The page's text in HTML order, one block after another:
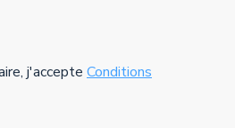
j'accepte Conditions